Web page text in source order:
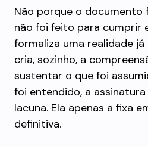
Não porque o documento
não foi feito para cumprir
formaliza uma realidade já
cria, sozinho, a
sustentar o que foi
foi entendido, a
lacuna. Ela apenas a fixa
definitiva.